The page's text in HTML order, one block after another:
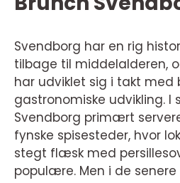
Svendborg har en rig
tilbage til middelalderen,
har udviklet sig i takt med
gastronomiske udvikling. I
Svendborg primært
fynske spisesteder, hvor
stegt flæsk med
populære. Men i de